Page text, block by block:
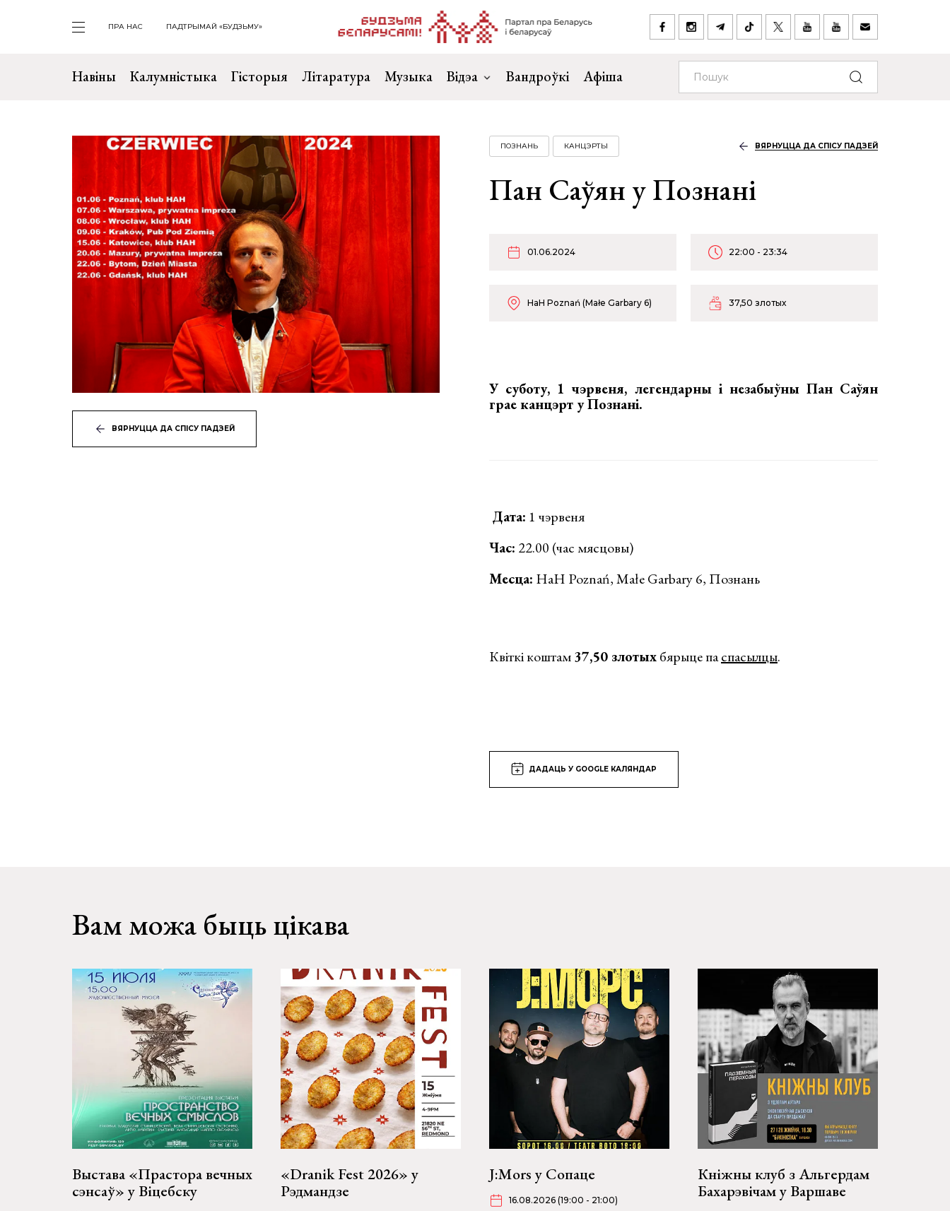
ПРА НАС ПАДТРЫМАЙ «БУДЗЬМУ»
Навіны Калумністыка Гісторыя Літаратура Музыка Відэа Вандроўкі Афіша
ВЯРНУЦЦА ДА СПІСУ ПАДЗЕЙ
ПОЗНАНЬ КАНЦЭРТЫ ВЯРНУЦЦА ДА СПІСУ ПАДЗЕЙ
Пан Саўян у Познані
01.06.2024 22:00 - 23:34
HaH Poznań (Małe Garbary 6) 37,50 злотых
У суботу, 1 чэрвеня, легендарны і незабыўны Пан Саўян
грае канцэрт у Познані.
Дата: 1 чэрвеня
Час: 22.00 (час мясцовы)
Месца: HaH Poznań, Małe Garbary 6, Познань
Квіткі коштам37,50 злотыхбярыце паспасылцы.
ДАДАЦЬ У GOOGLE КАЛЯНДАР
Вам можа быць цікава
Выстава «Прастора вечных
сэнсаў» у Віцебску
«Dranik Fest 2026» у
Рэдмандзе
J:Mors у Сопаце
16.08.2026 (19:00 - 21:00)
Кніжны клуб з Альгердам
Бахарэвічам у Варшаве